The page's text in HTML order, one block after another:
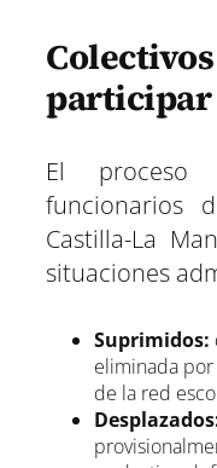
participar
El
funcionarios
Castilla-La
situaciones
Suprimidos:
eliminada
de la red